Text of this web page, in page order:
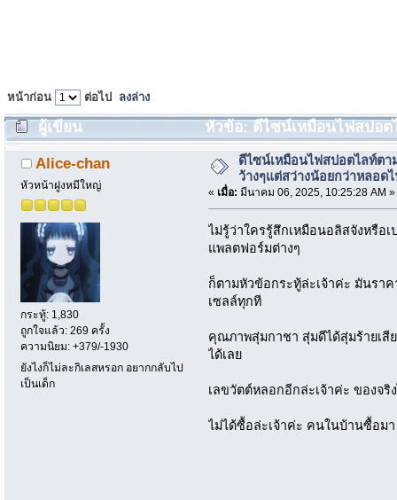
หน้าก่อน ต่อไป ลงล่าง
ผู้เขียน
หัวข้อ: ดีไซน์เหมือนไฟสปอต
หลอดไฟนีออน (อ่าน 480 ครั้ง)
Alice-chan
หัวหน้าฝูงหมีใหญ่
กระทู้: 1,830
ถูกใจแล้ว: 269 ครั้ง
ความนิยม: +379/-1930
ยังไงก็ไม่ละกิเลสหรอก อยากกลับไป
เป็นเด็ก
ดีไซน์เหมือนไฟสปอตไลท์ตา
ว้างๆแต่สว่างน้อยกว่าหลอด
« เมื่อ: มีนาคม 06, 2025, 10:25:28 AM »
ไม่รู้ว่าใครรู้สึกเหมือนอลิสจังหรือ
แพลตฟอร์มต่างๆ
ก็ตามหัวข้อกระทู้ล่ะเจ้าค่ะ มันรา
เซลล์ทุกที
คุณภาพสุ่มกาชา สุ่มดีได้สุ่มร้ายเสี
ได้เลย
เลขวัตต์หลอกอีกล่ะเจ้าค่ะ ของจริ
ไม่ได้ซื้อล่ะเจ้าค่ะ คนในบ้านซื้อมา